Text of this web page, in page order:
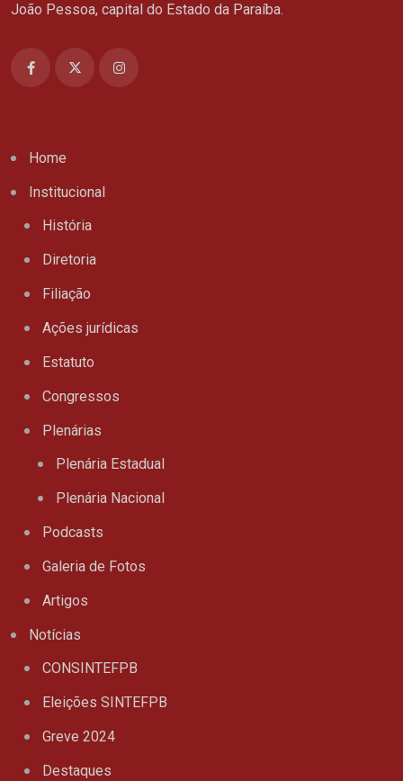
João Pessoa, capital do Estado da Paraíba.
Home
Institucional
História
Diretoria
Filiação
Ações jurídicas
Estatuto
Congressos
Plenárias
Plenária Estadual
Plenária Nacional
Podcasts
Galeria de Fotos
Artigos
Notícias
CONSINTEFPB
Eleições SINTEFPB
Greve 2024
Destaques